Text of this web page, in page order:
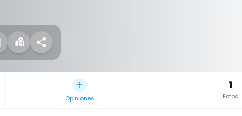
Opiniones
1
Fotos